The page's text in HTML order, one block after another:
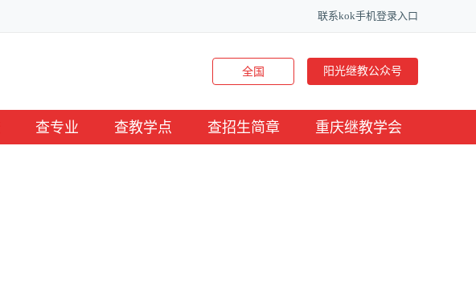
联系kok手机登录入口
全国 阳光继教公众号
查专业 查教学点 查招生简章 重庆继教学会